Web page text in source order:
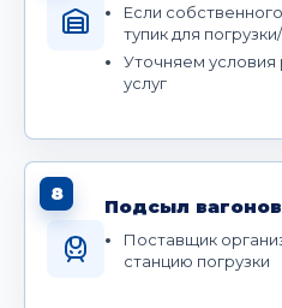
Если
тупик для
Уточняем условия
услуг
8
Подсыл вагонов
Поставщик
станцию погрузки